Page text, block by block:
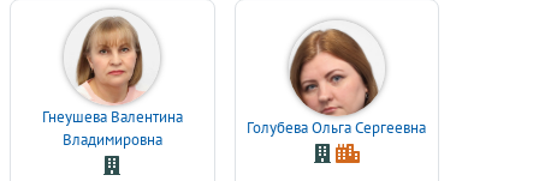
Гнеушева Валентина
Владимировна
Голубева Ольга Сергеевна